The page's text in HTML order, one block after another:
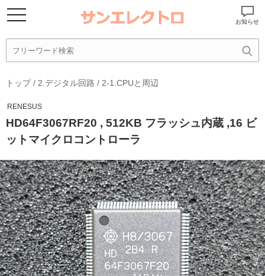
お知らせ
トップ/ 2.デジタル回路 / 2-1.CPUと周辺
RENESUS
HD64F3067RF20 , 512KB フラッシュ内蔵 ,16 ビ
ットマイクロコントローラ